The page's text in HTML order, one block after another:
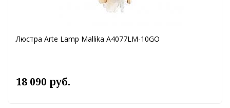
Люстра Arte Lamp Mallika A4077LM-10GO
18 090 руб.